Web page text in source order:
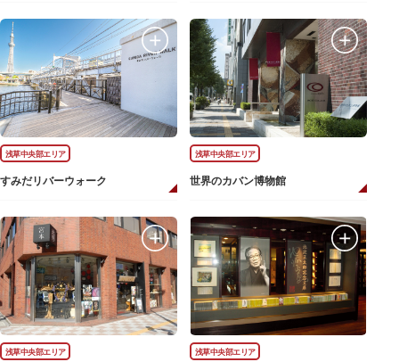
浅草中央部エリア
すみだリバーウォーク
浅草中央部エリア
世界のカバン博物館
浅草中央部エリア 浅草中央部エリア